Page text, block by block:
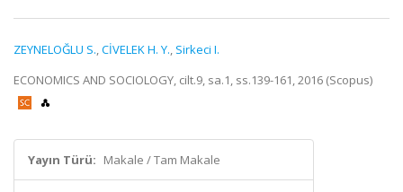
ZEYNELOĞLU S.,CİVELEK H. Y., Sirkeci I.
ECONOMICS AND SOCIOLOGY, cilt.9, sa.1, ss.139-161, 2016 (Scopus)
Yayın Türü: Makale / Tam Makale